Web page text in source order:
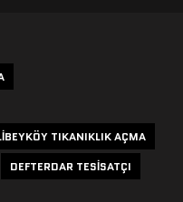
TIKANIKLIK AÇMA
DEFTERDAR TESISATÇI